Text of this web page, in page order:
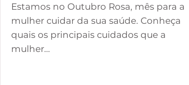
Estamos no Outubro Rosa, mês para a
mulher cuidar da sua saúde. Conheça
quais os principais cuidados que a
mulher…